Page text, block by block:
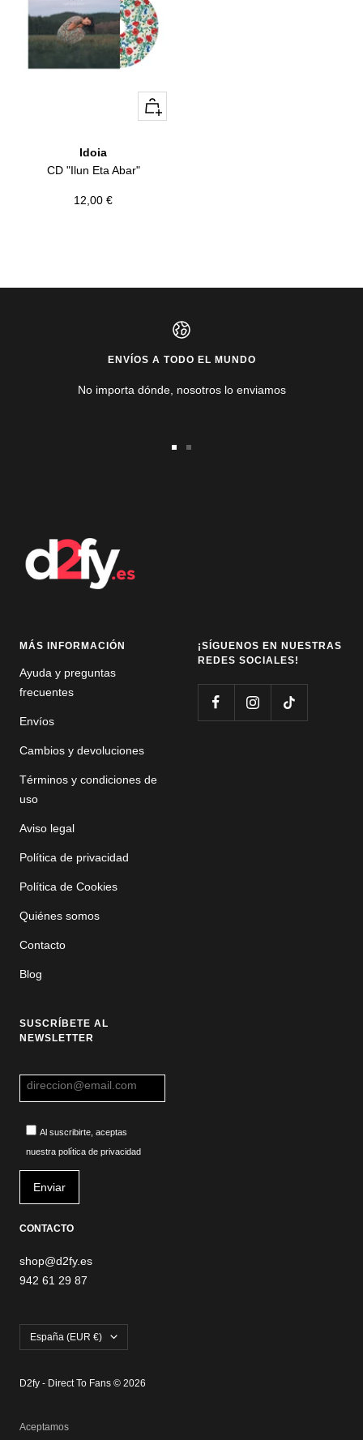
+
Añadir
Idoia
CD "Ilun Eta Abar"
Precio
12,00 €
ENVÍOS A TODO EL MUNDO
No importa dónde, nosotros lo enviamos
MÁS INFORMACIÓN
Ayuda y preguntas
frecuentes
Envíos
Cambios y devoluciones
Términos y condiciones de
uso
Aviso legal
Política de privacidad
Política de Cookies
Quiénes somos
Contacto
Blog
¡SÍGUENOS EN NUESTRAS
REDES SOCIALES!
SUSCRÍBETE AL
NEWSLETTER
Al suscribirte, aceptas
nuestra política de privacidad
CONTACTO
shop@d2fy.es
942 61 29 87
País/región
España (EUR €)
D2fy - Direct To Fans © 2026
Aceptamos